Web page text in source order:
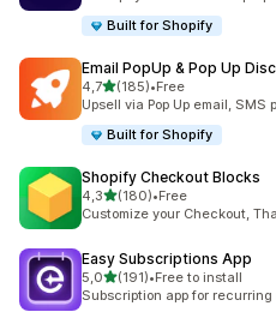
Built for Shopify
Email PopUp & Pop Up
4,7/ 5 tähteä
(185)
185 arvostelua yhteensä
•Free
Upsell via Pop Up email,
Built for Shopify
Shopify Checkout Blocks
4,3/ 5 tähteä
(180)
180 arvostelua yhteensä
•Free
Customize your Checkout,
Easy Subscriptions App
5,0/ 5 tähteä
(191)
191 arvostelua yhteensä
•Free to install
Subscription app for